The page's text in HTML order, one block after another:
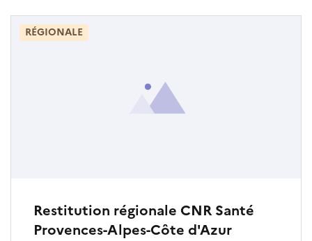
Restitution régionale CNR Santé
Provences-Alpes-Côte d'Azur
RÉGIONALE